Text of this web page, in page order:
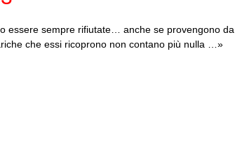
essere sempre rifiutate… anche se provengono da
che essi ricoprono non contano più nulla …»